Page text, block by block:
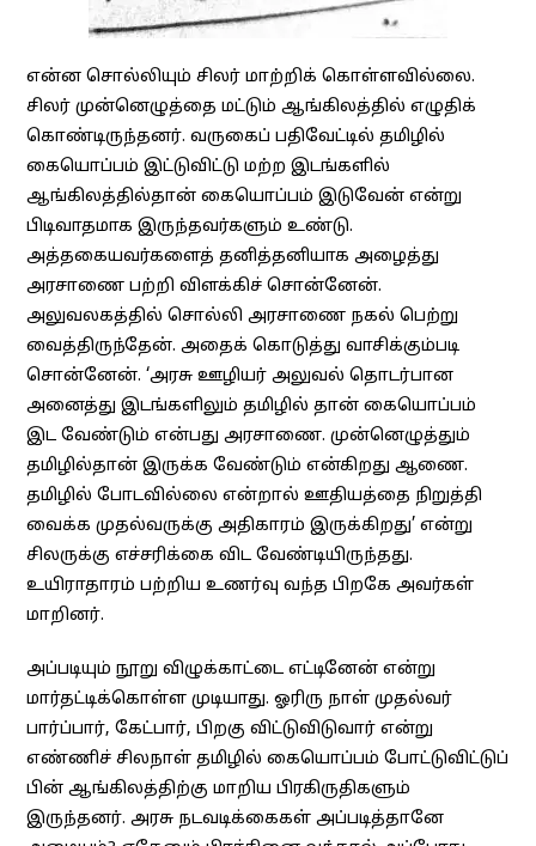
என்ன சொல்லியும் சிலர் மாற்றிக் கொள்ளவில்லை.
சிலர் முன்னெழுத்தை மட்டும் ஆங்கிலத்தில் எழுதிக்
கொண்டிருந்தனர். வருகைப் பதிவேட்டில் தமிழில்
கையொப்பம் இட்டுவிட்டு மற்ற இடங்களில்
ஆங்கிலத்தில்தான் கையொப்பம் இடுவேன் என்று
பிடிவாதமாக இருந்தவர்களும் உண்டு.
அத்தகையவர்களைத் தனித்தனியாக அழைத்து
அரசாணை பற்றி விளக்கிச் சொன்னேன்.
அலுவலகத்தில் சொல்லி அரசாணை நகல் பெற்று
வைத்திருந்தேன். அதைக் கொடுத்து வாசிக்கும்படி
சொன்னேன். ‘அரசு ஊழியர் அலுவல் தொடர்பான
அனைத்து இடங்களிலும் தமிழில் தான் கையொப்பம்
இட வேண்டும் என்பது அரசாணை. முன்னெழுத்தும்
தமிழில்தான் இருக்க வேண்டும் என்கிறது ஆணை.
தமிழில் போடவில்லை என்றால் ஊதியத்தை நிறுத்தி
வைக்க முதல்வருக்கு அதிகாரம் இருக்கிறது’ என்று
சிலருக்கு எச்சரிக்கை விட வேண்டியிருந்தது.
உயிராதாரம் பற்றிய உணர்வு வந்த பிறகே அவர்கள்
மாறினர்.
அப்படியும் நூறு விழுக்காட்டை எட்டினேன் என்று
மார்தட்டிக்கொள்ள முடியாது. ஓரிரு நாள் முதல்வர்
பார்ப்பார், கேட்பார், பிறகு விட்டுவிடுவார் என்று
எண்ணிச் சிலநாள் தமிழில் கையொப்பம் போட்டுவிட்டுப்
பின் ஆங்கிலத்திற்கு மாறிய பிரகிருதிகளும்
இருந்தனர். அரசு நடவடிக்கைகள் அப்படித்தானே